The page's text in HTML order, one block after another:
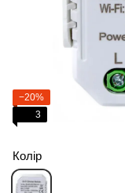
−20%
3
Колір